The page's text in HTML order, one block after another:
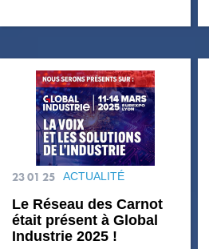
23 01 25 ACTUALITÉ
Le Réseau des Carnot
était présent à Global
Industrie 2025 !